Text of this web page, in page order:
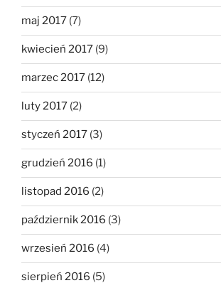
maj 2017 (7)
kwiecień 2017 (9)
marzec 2017 (12)
luty 2017 (2)
styczeń 2017 (3)
grudzień 2016 (1)
listopad 2016 (2)
październik 2016 (3)
wrzesień 2016 (4)
sierpień 2016 (5)